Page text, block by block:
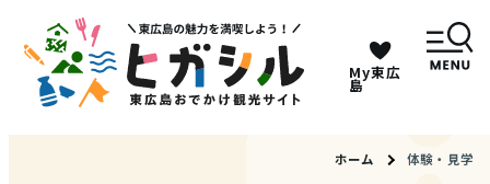
My東広
島
ホーム 体験・見学
キーワードは2つまで、30文字以内で検索してくだ
さい。